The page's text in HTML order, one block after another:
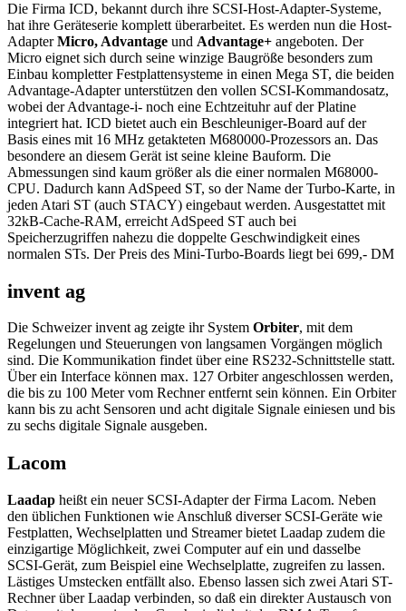
Die Firma ICD, bekannt durch ihre SCSI-Host-Adapter-Systeme,
hat ihre Geräteserie komplett überarbeitet. Es werden nun die Host-
AdapterMicro, Advantage und Advantage+ angeboten. Der
Micro eignet sich durch seine winzige Baugröße besonders zum
Einbau kompletter Festplattensysteme in einen Mega ST, die beiden
Advantage-Adapter unterstützen den vollen SCSI-Kommandosatz,
wobei der Advantage-i- noch eine Echtzeituhr auf der Platine
integriert hat. ICD bietet auch ein Beschleuniger-Board auf der
Basis eines mit 16 MHz getakteten M680000-Prozessors an. Das
besondere an diesem Gerät ist seine kleine Bauform. Die
Abmessungen sind kaum größer als die einer normalen M68000-
CPU. Dadurch kann AdSpeed ST, so der Name der Turbo-Karte, in
jeden Atari ST (auch STACY) eingebaut werden. Ausgestattet mit
32kB-Cache-RAM, erreicht AdSpeed ST auch bei
Speicherzugriffen nahezu die doppelte Geschwindigkeit eines
normalen STs. Der Preis des Mini-Turbo-Boards liegt bei 699,- DM
invent ag
Die Schweizer invent ag zeigte ihr System Orbiter, mit dem
Regelungen und Steuerungen von langsamen Vorgängen möglich
sind. Die Kommunikation findet über eine RS232-Schnittstelle statt.
Über ein Interface können max. 127 Orbiter angeschlossen werden,
die bis zu 100 Meter vom Rechner entfernt sein können. Ein Orbiter
kann bis zu acht Sensoren und acht digitale Signale einiesen und bis
zu sechs digitale Signale ausgeben.
Lacom
Laadap heißt ein neuer SCSI-Adapter der Firma Lacom. Neben
den üblichen Funktionen wie Anschluß diverser SCSI-Geräte wie
Festplatten, Wechselplatten und Streamer bietet Laadap zudem die
einzigartige Möglichkeit, zwei Computer auf ein und dasselbe
SCSI-Gerät, zum Beispiel eine Wechselplatte, zugreifen zu lassen.
Lästiges Umstecken entfällt also. Ebenso lassen sich zwei Atari ST-
Rechner über Laadap verbinden, so daß ein direkter Austausch von